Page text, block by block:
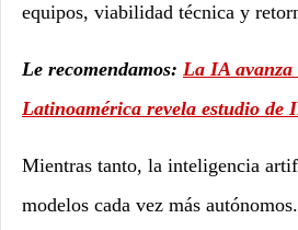
equipos, viabilidad técnica y
Le recomendamos: La IA avanza
Latinoamérica revela estudio de
Mientras tanto, la inteligencia
modelos cada vez más